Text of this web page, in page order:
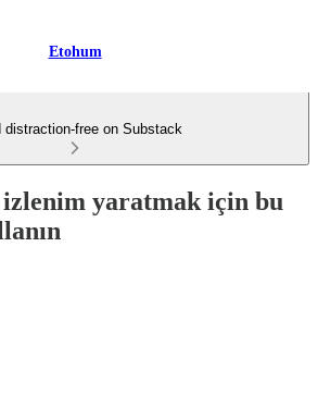
Etohum
distraction-free on Substack
yaratmak için bu